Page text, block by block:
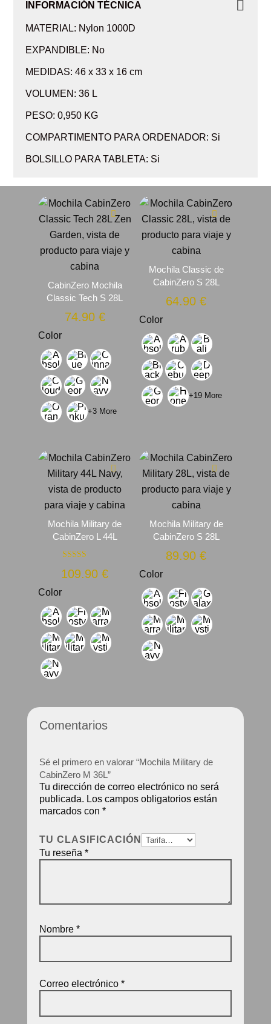
INFORMACIÓN TÉCNICA
MATERIAL: Nylon 1000D
EXPANDIBLE: No
MEDIDAS: 46 x 33 x 16 cm
VOLUMEN: 36 L
PESO: 0,950 KG
COMPARTIMENTO PARA ORDENADOR: Si
BOLSILLO PARA TABLETA: Si
CabinZero Mochila
Classic Tech S 28L
74.90 €
Color
+3 More
Mochila Classic de
CabinZero S 28L
64.90€
Color
+19 More
Mochila Military de
CabinZero L 44L
5.00
109.90€
Color
Mochila Military de
CabinZero S 28L
89.90€
Color
Comentarios
Sé el primero en valorar “Mochila Military de
CabinZero M 36L”
Tu dirección de correo electrónico no será
publicada. Los campos obligatorios están
marcados con *
TU CLASIFICACIÓN
Tu reseña *
Nombre *
Correo electrónico *